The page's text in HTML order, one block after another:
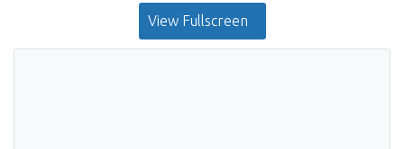
View Fullscreen